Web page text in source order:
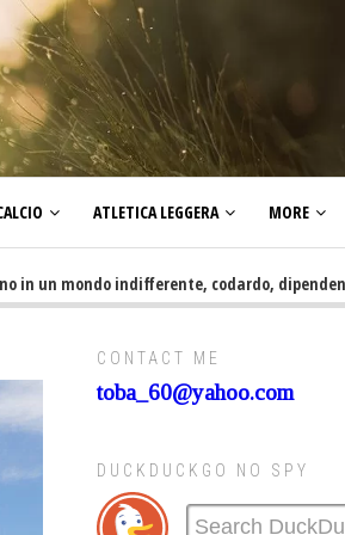
ATLETICA LEGGERA MORE
indifferente, codardo, dipendente,
CONTACT ME
toba_60@yahoo.com
DUCKDUCKGO NO SPY